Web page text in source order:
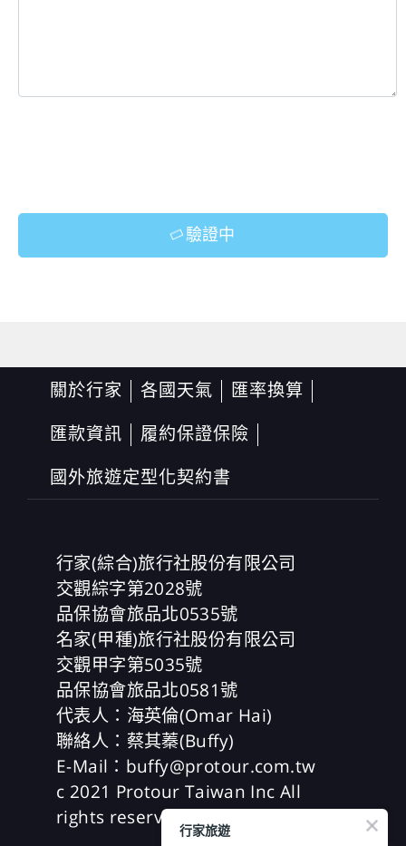
驗證中
關於行家 各國天氣
匯率換算
匯款資訊
履約保證保險
國外旅遊定型化契約書
行家(綜合)旅行社股份有限公司
交觀綜字第2028號
品保協會旅品北0535號
名家(甲種)旅行社股份有限公司
交觀甲字第5035號
品保協會旅品北0581號
代表人：海英倫(Omar Hai)
聯絡人：蔡其蓁(Buffy)
E-Mail：buffy@protour.com.tw
c 2021 Protour Taiwan Inc All
rights reserved
行家旅遊